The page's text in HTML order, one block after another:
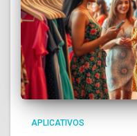
APLICATIVOS